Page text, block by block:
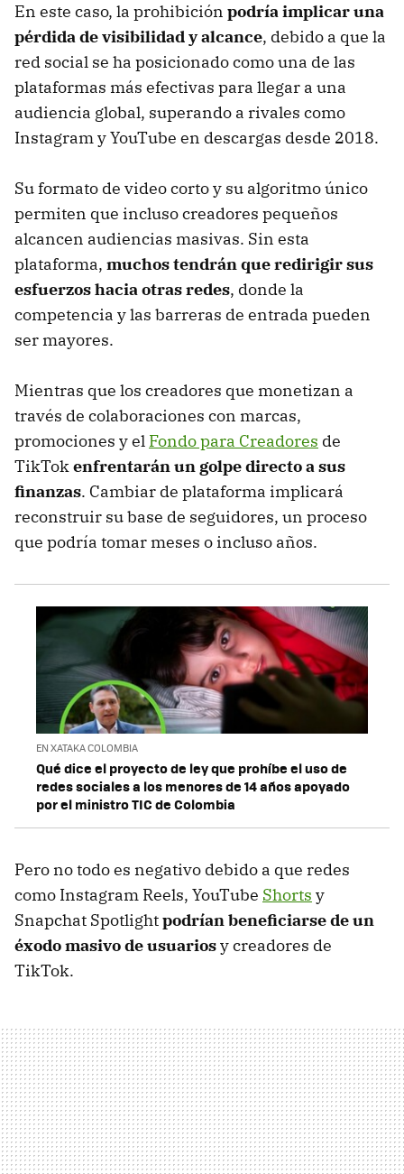
En este caso, la prohibición podría implicar una
pérdida de visibilidad y alcance, debido a que la
red social se ha posicionado como una de las
plataformas más efectivas para llegar a una
audiencia global, superando a rivales como
Instagram y YouTube en descargas desde 2018.
Su formato de video corto y su algoritmo único
permiten que incluso creadores pequeños
alcancen audiencias masivas. Sin esta
plataforma, muchos tendrán que redirigir sus
esfuerzos hacia otras redes, donde la
competencia y las barreras de entrada pueden
ser mayores.
Mientras que los creadores que monetizan a
través de colaboraciones con marcas,
promociones y el Fondo para Creadores de
TikTokenfrentarán un golpe directo a sus
finanzas. Cambiar de plataforma implicará
reconstruir su base de seguidores, un proceso
que podría tomar meses o incluso años.
EN XATAKA COLOMBIA
Qué dice el proyecto de ley que prohíbe el uso de
redes sociales a los menores de 14 años apoyado
por el ministro TIC de Colombia
Pero no todo es negativo debido a que redes
como Instagram Reels, YouTube Shorts y
Snapchat Spotlightpodrían beneficiarse de un
éxodo masivo de usuariosy creadores de
TikTok.